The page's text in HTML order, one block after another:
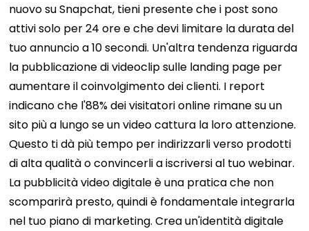
nuovo su Snapchat, tieni presente che i post sono
attivi solo per 24 ore e che devi limitare la durata del
tuo annuncio a 10 secondi. Un'altra tendenza riguarda
la pubblicazione di videoclip sulle landing page per
aumentare il coinvolgimento dei clienti. I report
indicano che l'88% dei visitatori online rimane su un
sito più a lungo se un video cattura la loro attenzione.
Questo ti dà più tempo per indirizzarli verso prodotti
di alta qualità o convincerli a iscriversi al tuo webinar.
La pubblicità video digitale è una pratica che non
scomparirà presto, quindi è fondamentale integrarla
nel tuo piano di marketing. Crea un'identità digitale